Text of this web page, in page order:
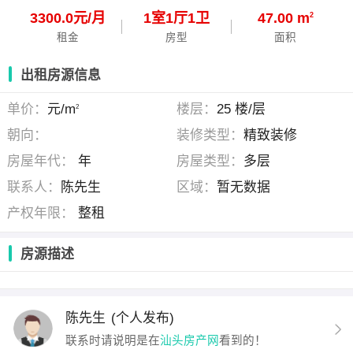
3300.0元/月
租金
1室1厅1卫
房型
47.00 m2
面积
出租房源信息
单价： 元/m2 楼层： 25 楼/层
朝向：
装修类型： 精致装修
房屋年代：
年 房屋类型： 多层
联系人：
陈先生 区域： 暂无数据
产权年限：
整租
房源描述
陈先生 (个人发布)
联系时请说明是在汕头房产网看到的！